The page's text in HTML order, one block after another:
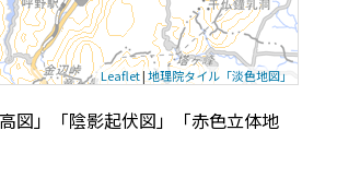
Leaflet|地理院タイル「淡色地図」
図」「陰影起伏図」「赤色立体地